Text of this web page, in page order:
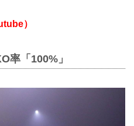
）
率「100%」